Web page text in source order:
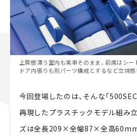
上質感漂う室内も実車そのまま。前席はシー
ドア内張りも別パーツ構成とするなど立体感
今回登場したのは、そんな「
再現したプラスチックモデル組み
ズは全長209×全幅87×全高60mm